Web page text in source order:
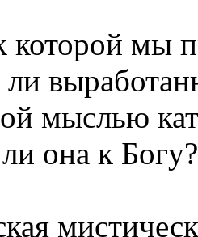
которой мы
мыслью
она к Богу?